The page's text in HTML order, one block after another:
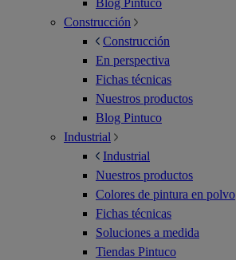
Blog Pintuco
Construcción
Construcción
En perspectiva
Fichas técnicas
Nuestros productos
Blog Pintuco
Industrial
Industrial
Nuestros productos
Colores de pintura en polvo
Fichas técnicas
Soluciones a medida
Tiendas Pintuco